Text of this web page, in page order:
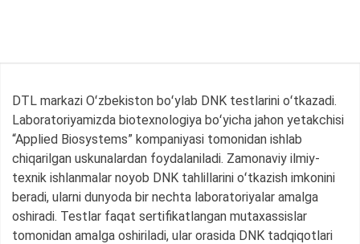
DTL markazi Oʻzbekiston boʻylab DNK testlarini oʻtkazadi.
Laboratoriyamizda biotexnologiya boʻyicha jahon yetakchisi
“Applied Biosystems” kompaniyasi tomonidan ishlab
chiqarilgan uskunalardan foydalaniladi. Zamonaviy ilmiy-
texnik ishlanmalar noyob DNK tahlillarini oʻtkazish imkonini
beradi, ularni dunyoda bir nechta laboratoriyalar amalga
oshiradi. Testlar faqat sertifikatlangan mutaxassislar
tomonidan amalga oshiriladi, ular orasida DNK tadqiqotlari